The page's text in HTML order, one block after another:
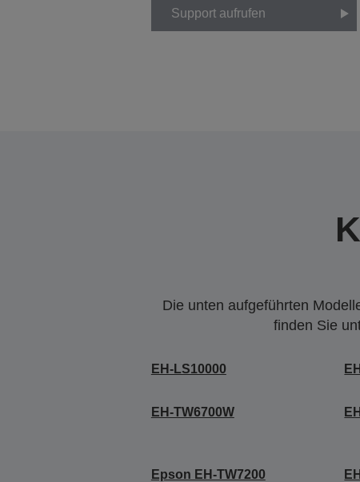
Support aufrufen
Die unten aufgeführten
finden Sie
EH-LS10000
EH-TW6700W
Epson EH-TW7200